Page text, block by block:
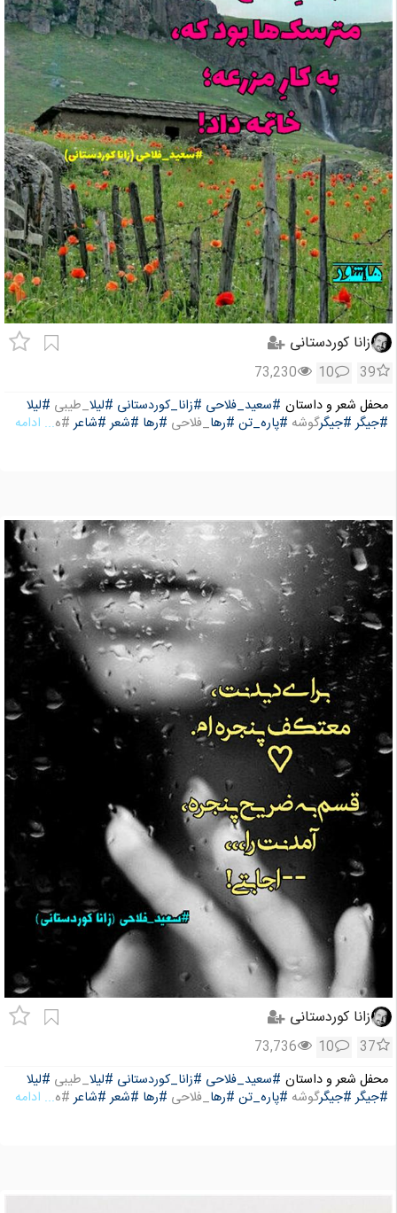
زانا کوردستانی
39
10
73,230
محفل شعر و داستان #سعید_فلاحی #زانا_کوردستانی #لیلا_طیبی #لیلا
#جیگر #جیگرگوشه #پاره_تن #رها_فلاحی #رها #شعر #شاعر#ه... ادامه
زانا کوردستانی
37
10
73,736
محفل شعر و داستان #سعید_فلاحی #زانا_کوردستانی #لیلا_طیبی #لیلا
#جیگر #جیگرگوشه #پاره_تن #رها_فلاحی #رها #شعر #شاعر#ه... ادامه